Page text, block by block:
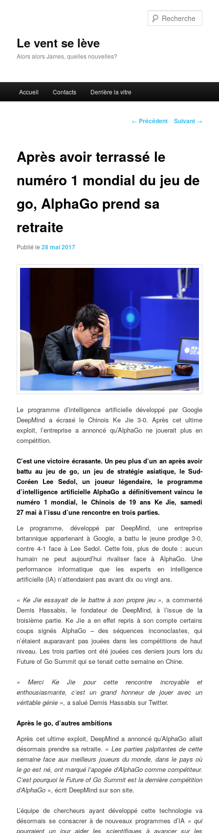
Le vent se lève
Alors alors James, quelles nouvelles?
principal
Accueil Contacts Derrière la vitre
Navigation
← Précédent Suivant →
Après avoir terrassé le
numéro 1 mondial du jeu de
go, AlphaGo prend sa
retraite
Publié le28 mai 2017
Le programme d’intelligence artificielle développé par Google
DeepMind a écrasé le Chinois Ke Jie 3-0. Après cet ultime
exploit, l’entreprise a annoncé qu’AlphaGo ne jouerait plus en
compétition.
C’est une victoire écrasante. Un peu plus d’un an après avoir
battu au jeu de go, un jeu de stratégie asiatique, le Sud-
Coréen Lee Sedol, un joueur légendaire, le programme
d’intelligence artificielle AlphaGo a définitivement vaincu le
numéro 1 mondial, le Chinois de 19 ans Ke Jie, samedi
27 mai à l’issu d’une rencontre en trois parties.
Le programme, développé par DeepMind, une entreprise
britannique appartenant à Google, a battu le jeune prodige 3-0,
contre 4-1 face à Lee Sedol. Cette fois, plus de doute : aucun
humain ne peut aujourd’hui rivaliser face à AlphaGo. Une
performance informatique que les experts en intelligence
artificielle (IA) n’attendaient pas avant dix ou vingt ans.
« Ke Jie essayait de le battre à son propre jeu », a commenté
Demis Hassabis, le fondateur de DeepMind, à l’issue de la
troisième partie. Ke Jie a en effet repris à son compte certains
coups signés AlphaGo – des séquences inconoclastes, qui
n’étaient auparavant pas jouées dans les compétitions de haut
niveau. Les trois parties ont été jouées ces deniers jours lors du
Future of Go Summit qui se tenait cette semaine en Chine.
« Merci Ke Jie pour cette rencontre incroyable et
enthousiasmante, c’est un grand honneur de jouer avec un
véritable génie », a salué Demis Hassabis sur Twitter.
Après le go, d’autres ambitions
Après cet ultime exploit, DeepMind a annoncé qu’AlphaGo allait
désormais prendre sa retraite. « Les parties palpitantes de cette
semaine face aux meilleurs joueurs du monde, dans le pays où
le go est né, ont marqué l’apogée d’AlphaGo comme compétiteur.
C’est pourquoi le Future of Go Summit est la dernière compétition
d’AlphaGo », écrit DeepMind sur son site.
L’équipe de chercheurs ayant développé cette technologie va
désormais se consacrer à de nouveaux programmes d’IA « qui
pourraient un jour aider les scientifiques à avancer sur les